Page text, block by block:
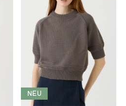
NEU